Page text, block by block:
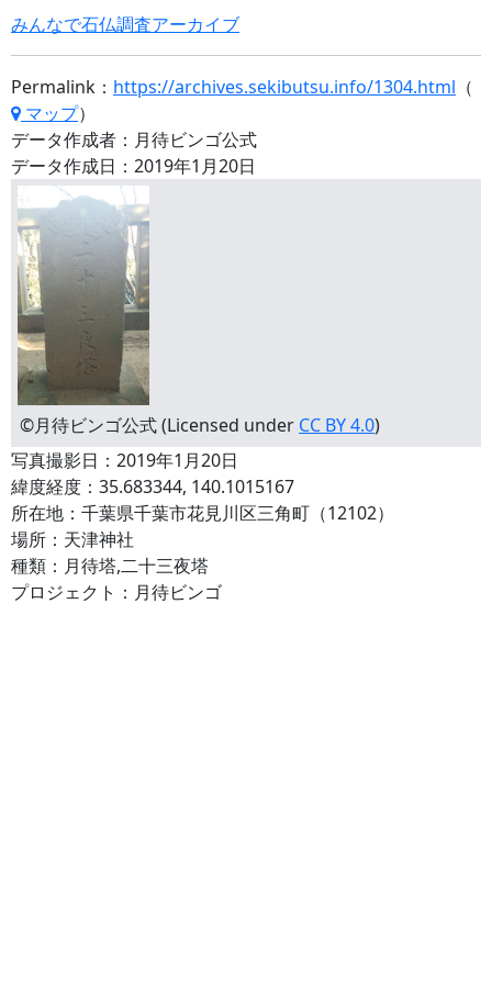
みんなで石仏調査アーカイブ
Permalink： https://archives.sekibutsu.info/1304.html （
マップ）
データ作成者：月待ビンゴ公式
データ作成日：2019年1月20日
©月待ビンゴ公式 (Licensed under CC BY 4.0)
写真撮影日：2019年1月20日
緯度経度：35.683344, 140.1015167
所在地：千葉県千葉市花見川区三角町（12102）
場所：天津神社
種類：月待塔,二十三夜塔
プロジェクト：月待ビンゴ